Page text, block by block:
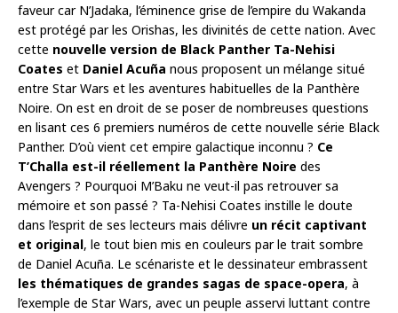
faveur car N’Jadaka, l’éminence grise de l’empire du Wakanda
est protégé par les Orishas, les divinités de cette nation. Avec
cette nouvelle version de Black Panther Ta-Nehisi
Coates et Daniel Acuña nous proposent un mélange situé
entre Star Wars et les aventures habituelles de la Panthère
Noire. On est en droit de se poser de nombreuses questions
en lisant ces 6 premiers numéros de cette nouvelle série Black
Panther. D’où vient cet empire galactique inconnu ? Ce
T’Challa est-il réellement la Panthère Noire des
Avengers ? Pourquoi M’Baku ne veut-il pas retrouver sa
mémoire et son passé ? Ta-Nehisi Coates instille le doute
dans l’esprit de ses lecteurs mais délivre un récit captivant
et original, le tout bien mis en couleurs par le trait sombre
de Daniel Acuña. Le scénariste et le dessinateur embrassent
les thématiques de grandes sagas de space-opera, à
l’exemple de Star Wars, avec un peuple asservi luttant contre